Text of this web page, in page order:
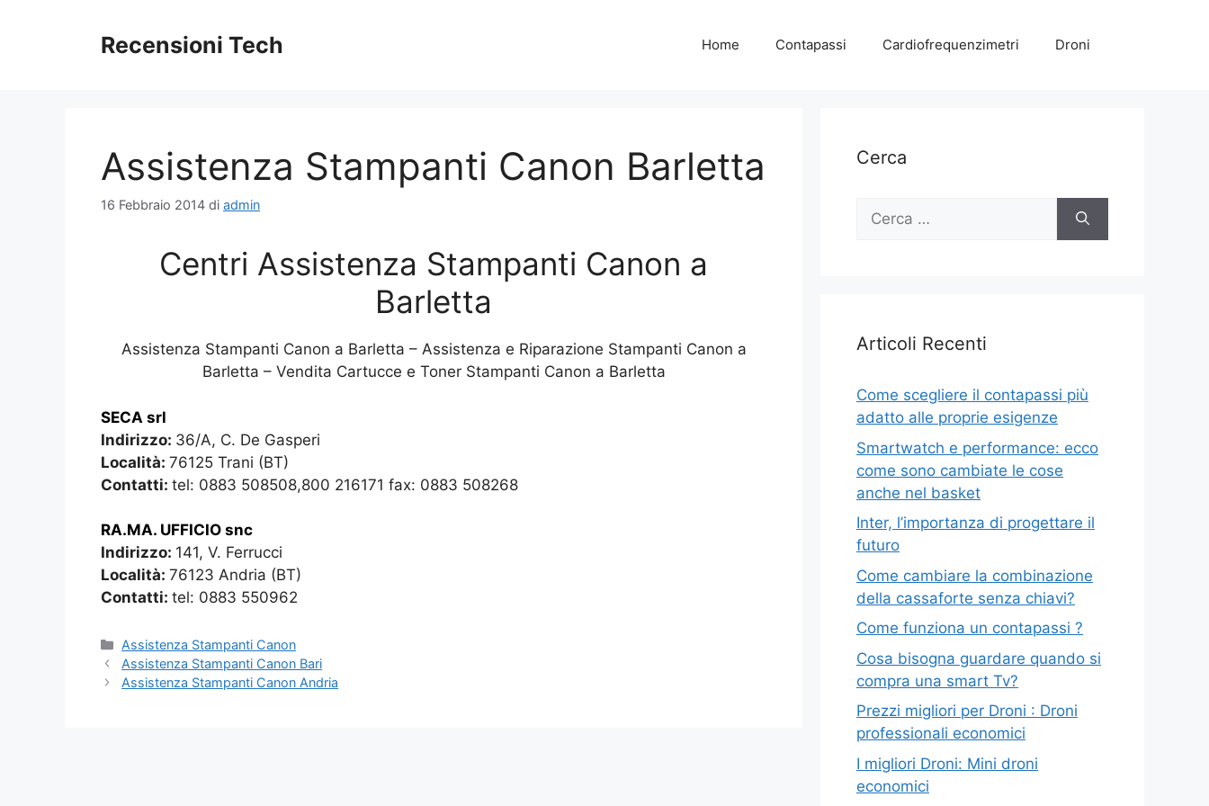
Recensioni Tech Home Contapassi Cardiofrequenzimetri Droni
Assistenza Stampanti Canon Barletta
16 Febbraio 2014 di admin
Centri Assistenza Stampanti Canon a
Barletta
Assistenza Stampanti Canon a Barletta – Assistenza e Riparazione Stampanti Canon a
Barletta – Vendita Cartucce e Toner Stampanti Canon a Barletta
SECA srl
Indirizzo: 36/A, C. De Gasperi
Località: 76125 Trani (BT)
Contatti: tel: 0883 508508,800 216171 fax: 0883 508268
RA.MA. UFFICIO snc
Indirizzo: 141, V. Ferrucci
Località: 76123 Andria (BT)
Contatti: tel: 0883 550962
Categorie
Assistenza Stampanti Canon
Assistenza Stampanti Canon Bari
Assistenza Stampanti Canon Andria
Cerca
Ricerca
Articoli Recenti
Come scegliere il contapassi più
adatto alle proprie esigenze
Smartwatch e performance: ecco
come sono cambiate le cose
anche nel basket
Inter, l’importanza di progettare il
futuro
Come cambiare la combinazione
della cassaforte senza chiavi?
Come funziona un contapassi ?
Cosa bisogna guardare quando si
compra una smart Tv?
Prezzi migliori per Droni : Droni
professionali economici
I migliori Droni: Mini droni
economici